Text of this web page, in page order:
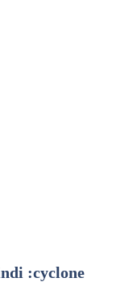
:cyclone